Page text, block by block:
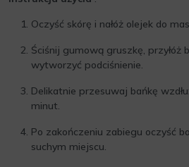
Oczyść skórę i nałóż olejek do
Ściśnij gumową gruszkę, przyłóż
wytworzyć podciśnienie.
Delikatnie przesuwaj bańkę
minut.
Po zakończeniu zabiegu oczyść
suchym miejscu.